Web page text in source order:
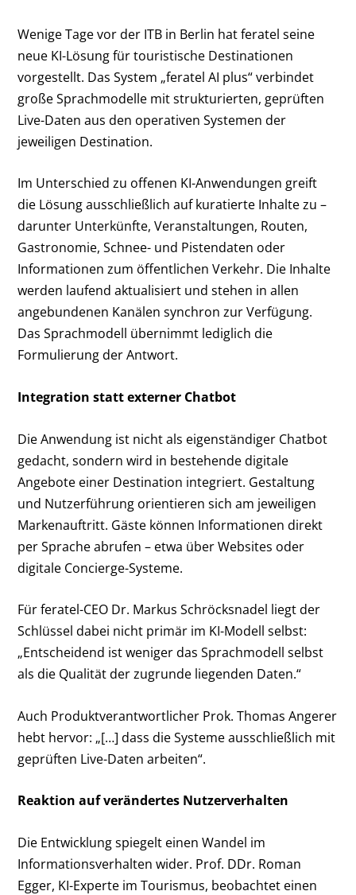
Wenige Tage vor der ITB in Berlin hat feratel seine
neue KI-Lösung für touristische Destinationen
vorgestellt. Das System „feratel AI plus“ verbindet
große Sprachmodelle mit strukturierten, geprüften
Live-Daten aus den operativen Systemen der
jeweiligen Destination.
Im Unterschied zu offenen KI-Anwendungen greift
die Lösung ausschließlich auf kuratierte Inhalte zu –
darunter Unterkünfte, Veranstaltungen, Routen,
Gastronomie, Schnee- und Pistendaten oder
Informationen zum öffentlichen Verkehr. Die Inhalte
werden laufend aktualisiert und stehen in allen
angebundenen Kanälen synchron zur Verfügung.
Das Sprachmodell übernimmt lediglich die
Formulierung der Antwort.
Integration statt externer Chatbot
Die Anwendung ist nicht als eigenständiger Chatbot
gedacht, sondern wird in bestehende digitale
Angebote einer Destination integriert. Gestaltung
und Nutzerführung orientieren sich am jeweiligen
Markenauftritt. Gäste können Informationen direkt
per Sprache abrufen – etwa über Websites oder
digitale Concierge-Systeme.
Für feratel-CEO Dr. Markus Schröcksnadel liegt der
Schlüssel dabei nicht primär im KI-Modell selbst:
„Entscheidend ist weniger das Sprachmodell selbst
als die Qualität der zugrunde liegenden Daten.“
Auch Produktverantwortlicher Prok. Thomas Angerer
hebt hervor: „[…] dass die Systeme ausschließlich mit
geprüften Live-Daten arbeiten“.
Reaktion auf verändertes Nutzerverhalten
Die Entwicklung spiegelt einen Wandel im
Informationsverhalten wider. Prof. DDr. Roman
Egger, KI-Experte im Tourismus, beobachtet einen